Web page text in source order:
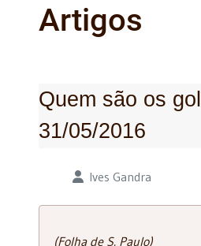
Artigos
Quem são os
31/05/2016
Detalhes Ives Gandra
(Folha de S. Paulo)